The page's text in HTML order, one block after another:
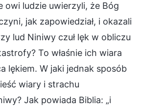
owi ludzie uwierzyli, że Bóg
jak zapowiedział, i okazali
lud Niniwy czuł lęk w obliczu
To właśnie ich wiara
lękiem. W jaki jednak sposób
wiary i strachu
Jak powiada Biblia: „i